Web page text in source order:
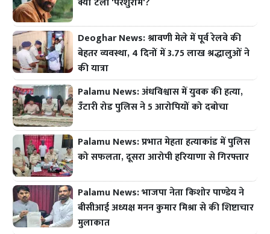
Deoghar News: श्रावणी मेले में पूर्व रेलवे की
बेहतर व्यवस्था, 4 दिनों में 3.75 लाख श्रद्धालुओं ने
की यात्रा
Palamu News: अंधविश्वास में युवक की हत्या,
उँटारी रोड पुलिस ने 5 आरोपियों को दबोचा
Palamu News: प्रभात मेहता हत्याकांड में पुलिस
को सफलता, दूसरा आरोपी हरियाणा से गिरफ्तार
Palamu News: भाजपा नेता किशोर पाण्डेय ने
बीसीआई अध्यक्ष मनन कुमार मिश्रा से की शिष्टाचार
मुलाकात